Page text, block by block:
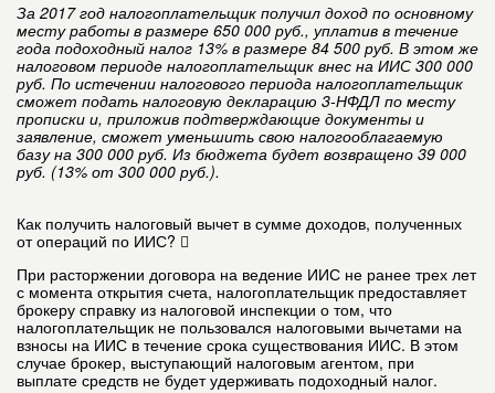
За 2017 год налогоплательщик получил доход по основному
месту работы в размере 650 000 руб., уплатив в течение
года подоходный налог 13% в размере 84 500 руб. В этом же
налоговом периоде налогоплательщик внес на ИИС 300 000
руб. По истечении налогового периода налогоплательщик
сможет подать налоговую декларацию 3-НФДЛ по месту
прописки и, приложив подтверждающие документы и
заявление, сможет уменьшить свою налогооблагаемую
базу на 300 000 руб. Из бюджета будет возвращено 39 000
руб. (13% от 300 000 руб.).
Как получить налоговый вычет в сумме доходов, полученных
от операций по ИИС?
При расторжении договора на ведение ИИС не ранее трех лет
с момента открытия счета, налогоплательщик предоставляет
брокеру справку из налоговой инспекции о том, что
налогоплательщик не пользовался налоговыми вычетами на
взносы на ИИС в течение срока существования ИИС. В этом
случае брокер, выступающий налоговым агентом, при
выплате средств не будет удерживать подоходный налог.